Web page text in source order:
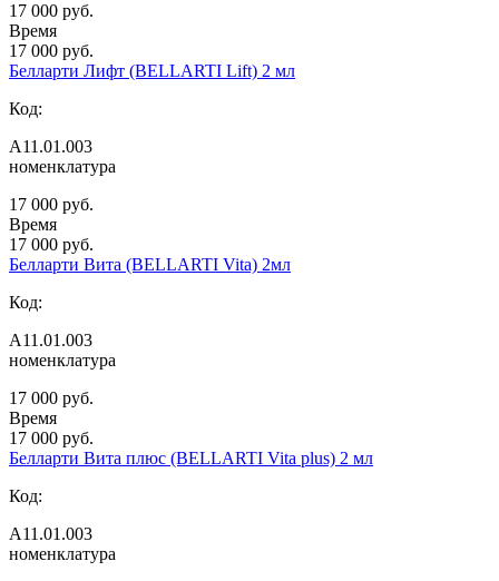
17 000 руб.
Время
17 000 руб.
Белларти Лифт (BELLARTI Lift) 2 мл
Код:
А11.01.003
номенклатура
17 000 руб.
Время
17 000 руб.
Белларти Вита (BELLARTI Vita) 2мл
Код:
А11.01.003
номенклатура
17 000 руб.
Время
17 000 руб.
Белларти Вита плюс (BELLARTI Vita plus) 2 мл
Код:
А11.01.003
номенклатура